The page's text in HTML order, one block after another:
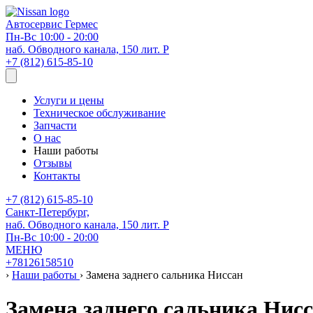
Автосервис Гермес
Пн-Вс 10:00 - 20:00
наб. Обводного канала, 150 лит. Р
+7 (812) 615-85-10
Услуги и цены
Техническое обслуживание
Запчасти
О нас
Наши работы
Отзывы
Контакты
+7 (812) 615-85-10
Санкт-Петербург,
наб. Обводного канала, 150 лит. Р
Пн-Вс 10:00 - 20:00
МЕНЮ
+78126158510
› Наши работы › Замена заднего сальника Ниссан